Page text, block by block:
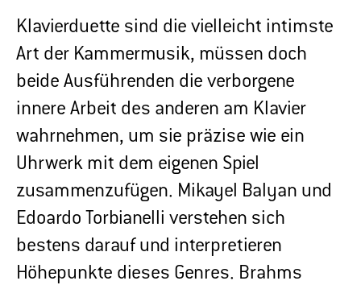
Klavierduette sind die vielleicht intimste
Art der Kammermusik, müssen doch
beide Ausführenden die verborgene
innere Arbeit des anderen am Klavier
wahrnehmen, um sie präzise wie ein
Uhrwerk mit dem eigenen Spiel
zusammenzufügen. Mikayel Balyan und
Edoardo Torbianelli verstehen sich
bestens darauf und interpretieren
Höhepunkte dieses Genres. Brahms